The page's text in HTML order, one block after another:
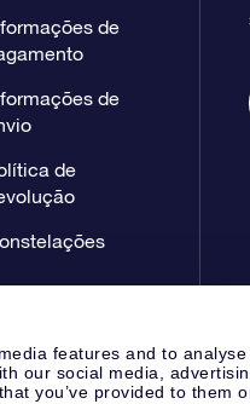
features and to analyse
our social media,
you’ve provided to them
de
de
de